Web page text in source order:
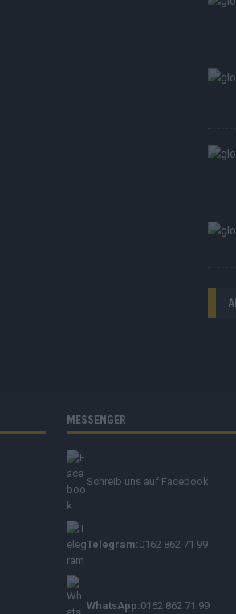
MESSENGER
Schreib uns auf Facebook
Telegram:0162 862 71 99
WhatsApp:0162 862 71 99